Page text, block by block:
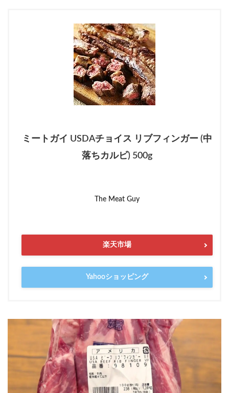
ミートガイ USDAチョイス リブフィンガー (中
落ちカルビ) 500g
The Meat Guy
楽天市場
Yahooショッピング